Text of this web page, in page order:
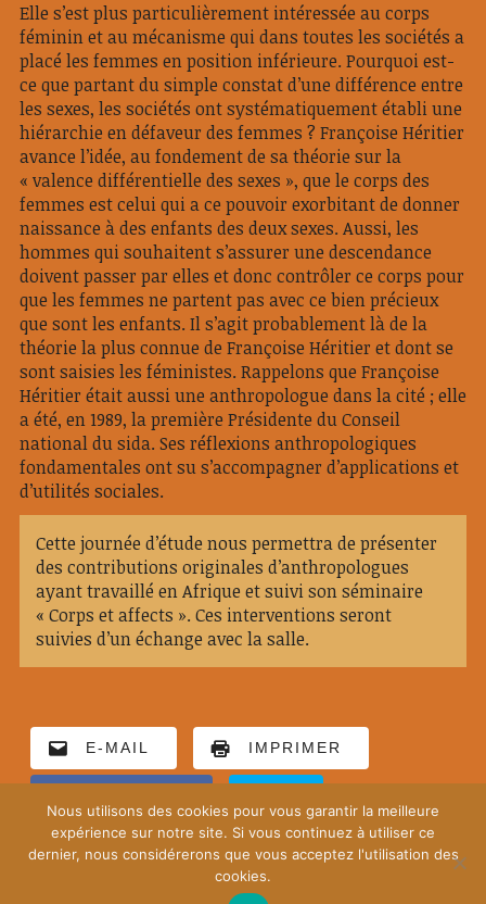
Elle s’est plus particulièrement intéressée au corps
féminin et au mécanisme qui dans toutes les sociétés a
placé les femmes en position inférieure. Pourquoi est-
ce que partant du simple constat d’une différence entre
les sexes, les sociétés ont systématiquement établi une
hiérarchie en défaveur des femmes ? Françoise Héritier
avance l’idée, au fondement de sa théorie sur la
« valence différentielle des sexes », que le corps des
femmes est celui qui a ce pouvoir exorbitant de donner
naissance à des enfants des deux sexes. Aussi, les
hommes qui souhaitent s’assurer une descendance
doivent passer par elles et donc contrôler ce corps pour
que les femmes ne partent pas avec ce bien précieux
que sont les enfants. Il s’agit probablement là de la
théorie la plus connue de Françoise Héritier et dont se
sont saisies les féministes. Rappelons que Françoise
Héritier était aussi une anthropologue dans la cité ; elle
a été, en 1989, la première Présidente du Conseil
national du sida. Ses réflexions anthropologiques
fondamentales ont su s’accompagner d’applications et
d’utilités sociales.
Cette journée d’étude nous permettra de présenter
des contributions originales d’anthropologues
ayant travaillé en Afrique et suivi son séminaire
« Corps et affects ». Ces interventions seront
suivies d’un échange avec la salle.
E-MAIL IMPRIMER
Nous utilisons des cookies pour vous garantir la meilleure
expérience sur notre site. Si vous continuez à utiliser ce
dernier, nous considérerons que vous acceptez l'utilisation des
cookies.